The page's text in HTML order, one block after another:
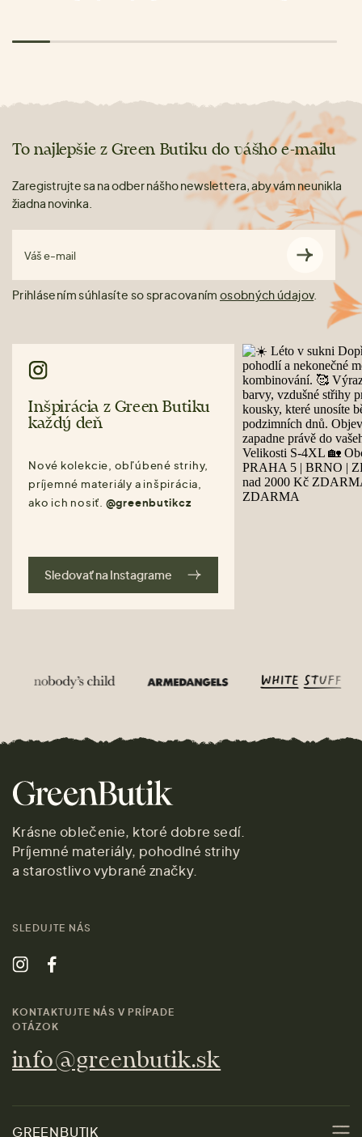
To najlepšie z Green Butiku do vášho e-mailu
Zaregistrujte sa na odber nášho newslettera, aby vám neunikla
žiadna novinka.
Váš e-mail
Prihlásením súhlasíte so spracovaním osobných údajov.
Inšpirácia z Green Butiku
každý deň
Nové kolekcie, obľúbené strihy,
príjemné materiály a inšpirácia,
ako ich nosiť. @greenbutikcz
Sledovať na Instagrame
Krásne oblečenie, ktoré dobre sedí.
Príjemné materiály, pohodlné strihy
a starostlivo vybrané značky.
SLEDUJTE NÁS
KONTAKTUJTE NÁS V PRÍPADE
OTÁZOK
info@greenbutik.sk
GREENBUTIK